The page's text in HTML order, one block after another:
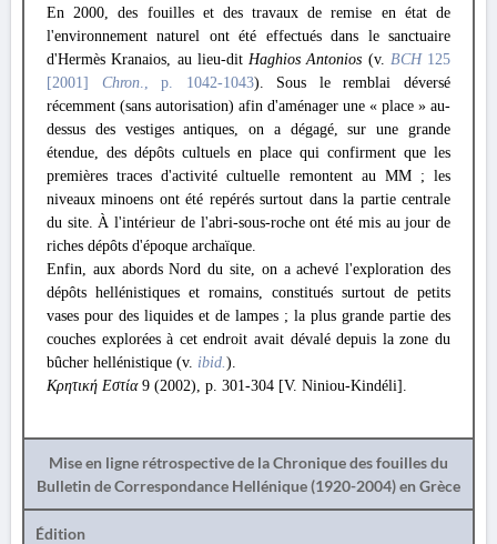
En 2000, des fouilles et des travaux de remise en état de
l'environnement naturel ont été effectués dans le sanctuaire
d'Hermès Kranaios, au lieu-dit Haghios Antonios (v. BCH 125
[2001] Chron., p. 1042-1043). Sous le remblai déversé
récemment (sans autorisation) afin d'aménager une « place » au-
dessus des vestiges antiques, on a dégagé, sur une grande
étendue, des dépôts cultuels en place qui confirment que les
premières traces d'activité cultuelle remontent au MM ; les
niveaux minoens ont été repérés surtout dans la partie centrale
du site. À l'intérieur de l'abri-sous-roche ont été mis au jour de
riches dépôts d'époque archaïque.
Enfin, aux abords Nord du site, on a achevé l'exploration des
dépôts hellénistiques et romains, constitués surtout de petits
vases pour des liquides et de lampes ; la plus grande partie des
couches explorées à cet endroit avait dévalé depuis la zone du
bûcher hellénistique (v. ibid.).
Κρητική Εστία9 (2002), p. 301-304 [V. Niniou-Kindéli].
Mise en ligne rétrospective de la Chronique des fouilles du
Bulletin de Correspondance Hellénique (1920-2004) en Grèce
Édition